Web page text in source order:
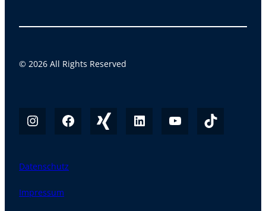
© 2026 All Rights Reserved
Datenschutz
Impressum